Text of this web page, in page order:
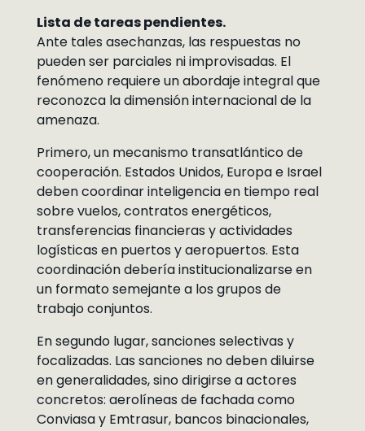
Lista de tareas pendientes.
Ante tales asechanzas, las respuestas no
pueden ser parciales ni improvisadas. El
fenómeno requiere un abordaje integral que
reconozca la dimensión internacional de la
amenaza.
Primero, un mecanismo transatlántico de
cooperación. Estados Unidos, Europa e Israel
deben coordinar inteligencia en tiempo real
sobre vuelos, contratos energéticos,
transferencias financieras y actividades
logísticas en puertos y aeropuertos. Esta
coordinación debería institucionalizarse en
un formato semejante a los grupos de
trabajo conjuntos.
En segundo lugar, sanciones selectivas y
focalizadas. Las sanciones no deben diluirse
en generalidades, sino dirigirse a actores
concretos: aerolíneas de fachada como
Conviasa y Emtrasur, bancos binacionales,